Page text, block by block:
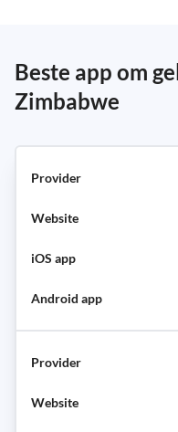
Beste app om
Zimbabwe